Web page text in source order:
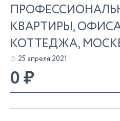
КВАРТИРЫ,
КОТТЕДЖА,
25 апреля 2021
0₽